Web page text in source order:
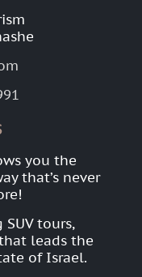
you the
that’s never
tours,
leads the
of Israel.